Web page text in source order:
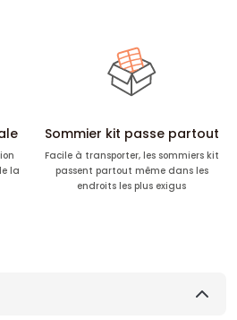
la
Sommier kit passe partout
Facile à transporter, les sommiers kit
passent partout même dans les
endroits les plus exigus